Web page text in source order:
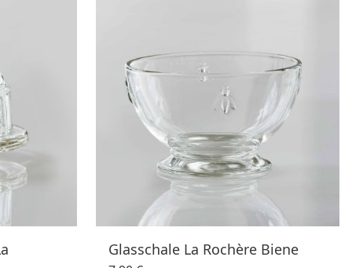
Glasschale La Rochère Biene